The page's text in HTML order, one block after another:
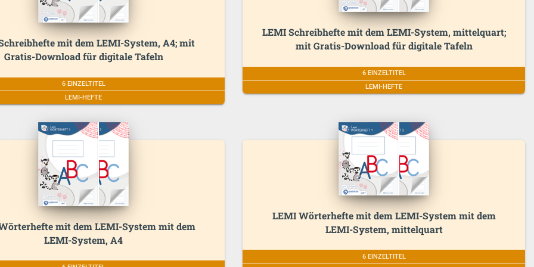
mit dem LEMI-System, A4; mit
Gratis-Download für digitale Tafeln
6 EINZELTITEL
LEMI-HEFTE
LEMI Schreibhefte mit dem LEMI-System, mittelquart;
mit Gratis-Download für digitale Tafeln
6 EINZELTITEL
LEMI-HEFTE
mit dem LEMI-System mit dem
LEMI-System, A4
LEMI Wörterhefte mit dem LEMI-System mit dem
LEMI-System, mittelquart
6 EINZELTITEL